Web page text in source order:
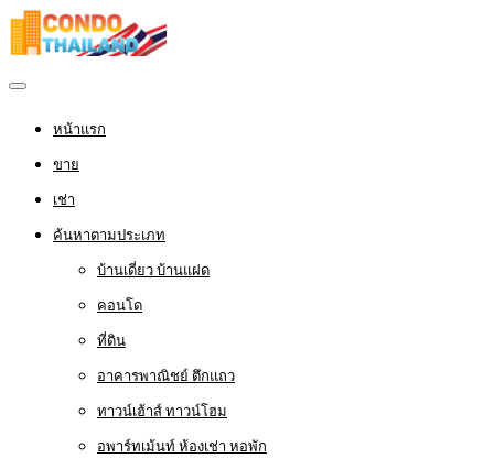
หน้าแรก
ขาย
เช่า
ค้นหาตามประเภท
บ้านเดี่ยว บ้านแฝด
คอนโด
ที่ดิน
อาคารพาณิชย์ ตึกแถว
ทาวน์เฮ้าส์ ทาวน์โฮม
อพาร์ทเม้นท์ ห้องเช่า หอพัก